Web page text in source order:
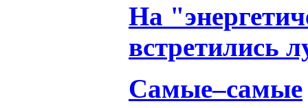
На
встретились
Самые–самые